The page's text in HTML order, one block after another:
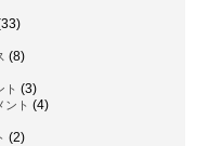
(8)
ト (3)
ント (4)
(2)